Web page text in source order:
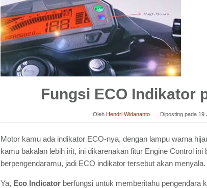
Fungsi ECO Indikator
Oleh Hendri Widananto Diposting pada 19
Motor kamu ada indikator ECO-nya, dengan lampu warna
kamu bakalan lebih irit, ini dikarenakan fitur Engine Control
berpengendaramu, jadi ECO indikator tersebut akan menyala.
Ya, Eco Indicator berfungsi untuk memberitahu pengendara